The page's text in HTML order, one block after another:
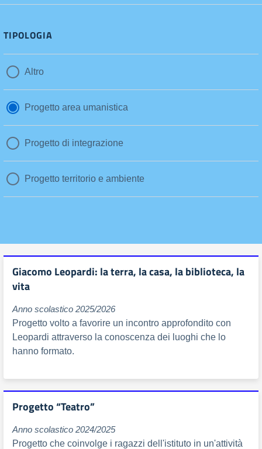
TIPOLOGIA
Altro
Progetto area umanistica
Progetto di integrazione
Progetto territorio e ambiente
Giacomo Leopardi: la terra, la casa, la biblioteca, la
vita
Anno scolastico 2025/2026
Progetto volto a favorire un incontro approfondito con
Leopardi attraverso la conoscenza dei luoghi che lo
hanno formato.
Progetto “Teatro”
Anno scolastico 2024/2025
Progetto che coinvolge i ragazzi dell'istituto in un'attività